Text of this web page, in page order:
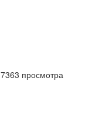
7363 просмотра